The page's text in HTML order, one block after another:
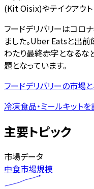
(Kit Oisix)やテイクアウ
フードデリバリーはコロ
ました。Uber Eatsと出
わたり最終赤字となるな
題となっています。
フードデリバリーの市場
冷凍食品・ミールキットを
主要トピック
市場データ
中食市場規模